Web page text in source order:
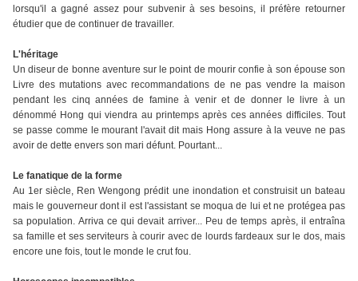
lorsqu'il a gagné assez pour subvenir à ses besoins, il préfère retourner
étudier que de continuer de travailler.
L'héritage
Un diseur de bonne aventure sur le point de mourir confie à son épouse son
Livre des mutations avec recommandations de ne pas vendre la maison
pendant les cinq années de famine à venir et de donner le livre à un
dénommé Hong qui viendra au printemps après ces années difficiles. Tout
se passe comme le mourant l'avait dit mais Hong assure à la veuve ne pas
avoir de dette envers son mari défunt. Pourtant...
Le fanatique de la forme
Au 1er siècle, Ren Wengong prédit une inondation et construisit un bateau
mais le gouverneur dont il est l'assistant se moqua de lui et ne protégea pas
sa population. Arriva ce qui devait arriver... Peu de temps après, il entraîna
sa famille et ses serviteurs à courir avec de lourds fardeaux sur le dos, mais
encore une fois, tout le monde le crut fou.